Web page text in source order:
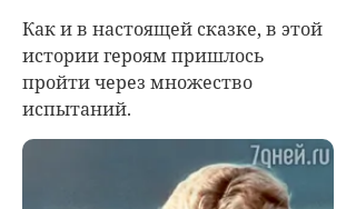
Как и в настоящей сказке, в этой
истории героям пришлось
пройти через множество
испытаний.